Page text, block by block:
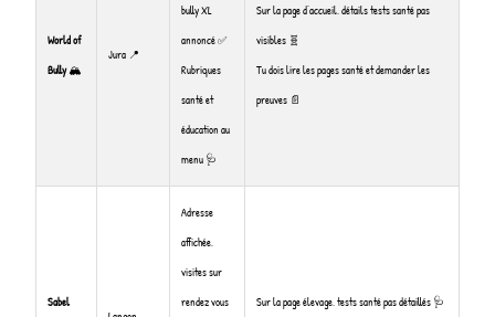
World of
Bully🏔️
Jura 📍
bully XL
annoncé ✅
Rubriques
santé et
éducation au
menu 🩺
Sur la page d’accueil, détails tests santé pas
visibles 🧬
Tu dois lire les pages santé et demander les
preuves 📄
Sabel
Adresse
affichée,
visites sur
rendez vous
Sur la page élevage, tests santé pas détaillés 🩺